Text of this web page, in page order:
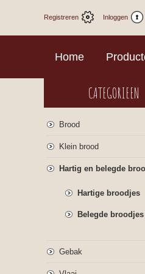
Registreren Inloggen
Home
CATEGORIEEN
Brood
Klein brood
Hartig en belegde
Hartige broodjes
Belegde broodjes
Gebak